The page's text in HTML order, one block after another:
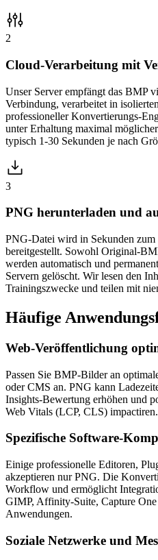
2
Cloud-Verarbeitung mit
Unser Server empfängt das BMP
Verbindung, verarbeitet in
professioneller Konvertierungs-
unter Erhaltung maximal
typisch 1-30 Sekunden je nach
3
PNG herunterladen und
PNG-Datei wird in Sekunden
bereitgestellt. Sowohl Original-
werden automatisch und
Servern gelöscht. Wir lesen den
Trainingszwecke und teilen mit
Häufige
Web-Veröffentlichung
Passen Sie BMP-Bilder an
oder CMS an. PNG kann
Insights-Bewertung erhöhen und
Web Vitals (LCP, CLS) impactiren.
Spezifische Software-
Einige professionelle Editoren,
akzeptieren nur PNG. Die
Workflow und ermöglicht
GIMP, Affinity-Suite, Capture One
Anwendungen.
Soziale Netzwerke und